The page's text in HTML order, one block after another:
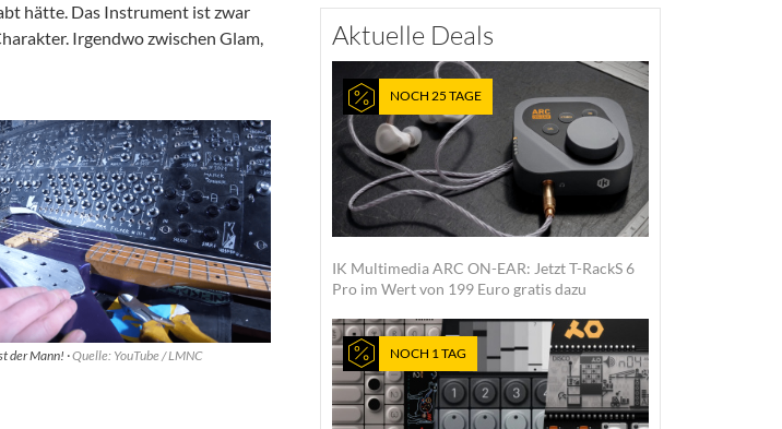
hätte. Das Instrument ist zwar
Irgendwo zwischen Glam,
der Mann! ·Quelle: YouTube / LMNC
Aktuelle Deals
NOCH 25 TAGE
IK Multimedia ARC ON-EAR: Jetzt T-RackS 6
Pro im Wert von 199 Euro gratis dazu
NOCH 1 TAG